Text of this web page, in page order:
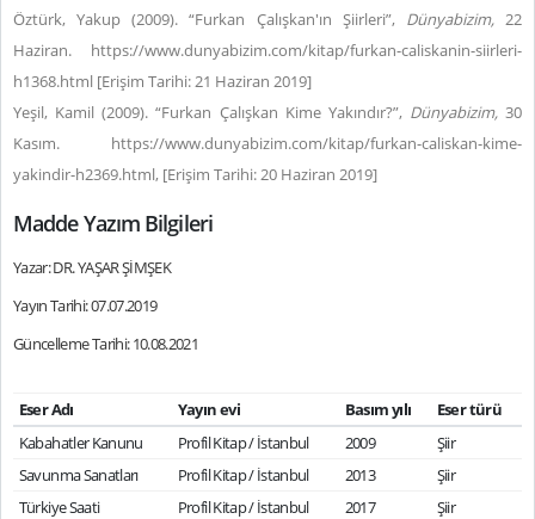
Öztürk, Yakup (2009). “Furkan Çalışkan'ın Şiirleri”, Dünyabizim,22
Haziran. https://www.dunyabizim.com/kitap/furkan-caliskanin-siirleri-
h1368.html [Erişim Tarihi: 21 Haziran 2019]
Yeşil, Kamil (2009). “Furkan Çalışkan Kime Yakındır?”, Dünyabizim, 30
Kasım. https://www.dunyabizim.com/kitap/furkan-caliskan-kime-
yakindir-h2369.html, [Erişim Tarihi: 20 Haziran 2019]
Madde Yazım Bilgileri
Yazar: DR. YAŞAR ŞİMŞEK
Yayın Tarihi: 07.07.2019
Güncelleme Tarihi: 10.08.2021
Eser Adı Yayın evi Basım yılı
Eser türü
Kabahatler Kanunu
Profil Kitap / İstanbul 2009
Şiir
Savunma Sanatları
Profil Kitap / İstanbul 2013
Şiir
Türkiye Saati
Profil Kitap / İstanbul 2017
Şiir